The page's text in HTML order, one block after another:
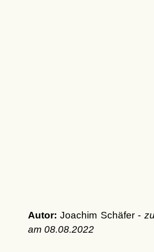
Autor: Joachim Schäfer -
am 08.08.2022